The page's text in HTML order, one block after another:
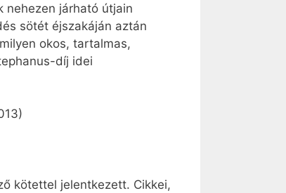
nehezen járható útjain
sötét éjszakáján aztán
okos, tartalmas,
díj idei
kötettel jelentkezett. Cikkei,